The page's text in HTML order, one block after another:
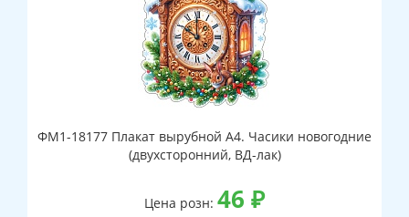
ФМ1-18177 Плакат вырубной А4. Часики новогодние
(двухсторонний, ВД-лак)
Цена розн: 46 ₽